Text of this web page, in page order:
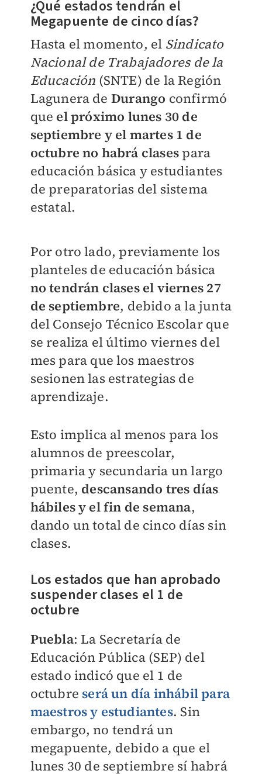
¿Qué estados tendrán el
Megapuente de cinco días?
Hasta el momento, el Sindicato
Nacional de Trabajadores de la
Educación (SNTE) de la Región
Lagunera de Durango confirmó
que el próximo lunes 30 de
septiembre y el martes 1 de
octubre no habrá clases para
educación básica y estudiantes
de preparatorias del sistema
estatal.
Por otro lado, previamente los
planteles de educación básica
no tendrán clases el viernes 27
de septiembre, debido a la junta
del Consejo Técnico Escolar que
se realiza el último viernes del
mes para que los maestros
sesionen las estrategias de
aprendizaje.
Esto implica al menos para los
alumnos de preescolar,
primaria y secundaria un largo
puente, descansando tres días
hábiles y el fin de semana,
dando un total de cinco días sin
clases.
Los estados que han aprobado
suspender clases el 1 de
octubre
Puebla: La Secretaría de
Educación Pública (SEP) del
estado indicó que el 1 de
octubre será un día inhábil para
maestros y estudiantes. Sin
embargo, no tendrá un
megapuente, debido a que el
lunes 30 de septiembre sí habrá